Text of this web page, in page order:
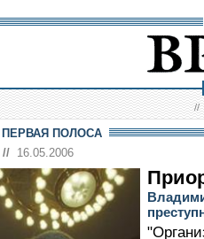
//
ПЕРВАЯ ПОЛОСА
// 16.05.2006